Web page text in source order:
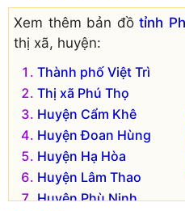
Đơn vị hành chính cũ
Xã Cáo Điền
Xã Chính Công
Xã Chuế Lưu
Xã Đan Hà
Xã Động Lâm
Xã Hậu Bổng
Xã Lâm Lợi
Xem thêm bản đồ tỉnh
thị xã, huyện:
Thành phố Việt Trì
Thị xã Phú Thọ
Huyện Cẩm Khê
Huyện Đoan Hùng
Huyện Hạ Hòa
Huyện Lâm Thao
Huyện Phù Ninh